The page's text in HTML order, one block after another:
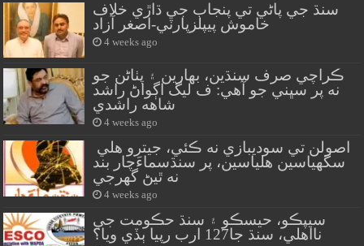
سنڌ جي پاڻي تي پنجاب جي ڌاڙي خلاف
خاموش پيپلزپارٽي-اصغر آزاد
4 weeks ago
ڪراچي صرف سنڌين، بهارين ۽ پٺاڻن جو
نه پر سڀني جو آهي: ف ليگ اڳواڻ راشد
شاهه راشدي
4 weeks ago
سگهياسين هلياسين، پر سنڌسماءَچار بند
نه ٿيڻ گهرجي
4 weeks ago
سيپڪو، حيسڪو ۽ سنڌ حڪومت جي
نااهلي، سنڌ جا127 ارب رپيا ٻڏي ويا؟